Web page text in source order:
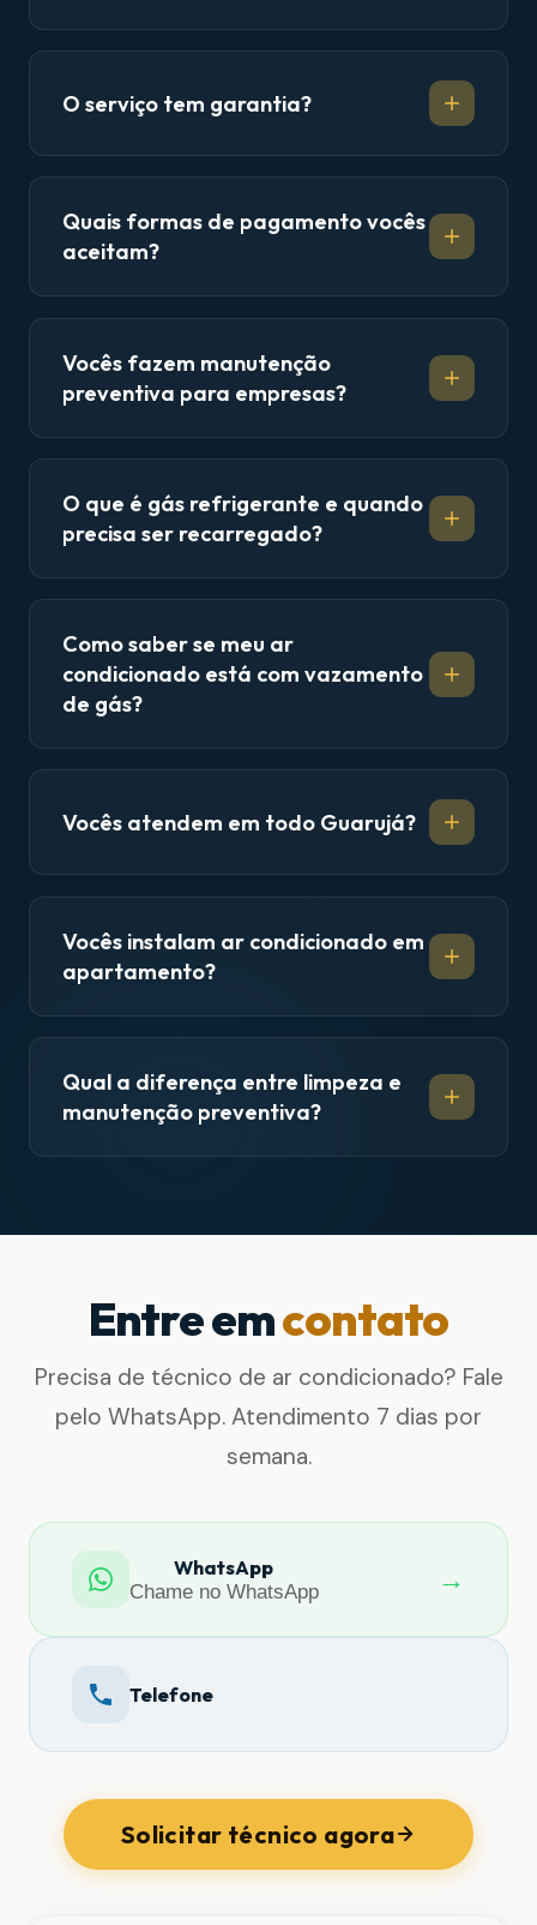
O serviço tem garantia?
Quais formas de pagamento vocês
aceitam?
Vocês fazem manutenção
preventiva para empresas?
O que é gás refrigerante e quando
precisa ser recarregado?
Como saber se meu ar
condicionado está com vazamento
de gás?
Vocês atendem em todo Guarujá?
Vocês instalam ar condicionado em
apartamento?
Qual a diferença entre limpeza e
manutenção preventiva?
Entre emcontato
Precisa de técnico de ar condicionado? Fale
pelo WhatsApp. Atendimento 7 dias por
semana.
WhatsApp
Chame no WhatsApp
→
Telefone
Solicitar técnico agora